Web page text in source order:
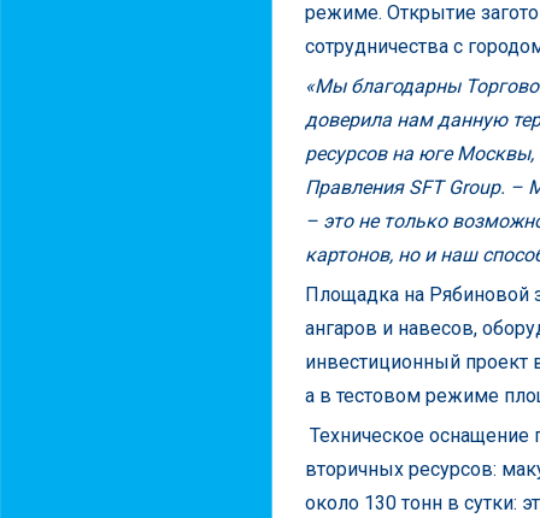
режиме. Открытие
сотрудничества с
«Мы благодарны
доверила нам данную
ресурсов на юге Москвы,
Правления SFT Group. –
– это не только
картонов, но и наш
Площадка на Рябиновой
ангаров и навесов,
инвестиционный проект
а в тестовом режиме
Техническое
вторичных ресурсов:
около 130 тонн в сутки: